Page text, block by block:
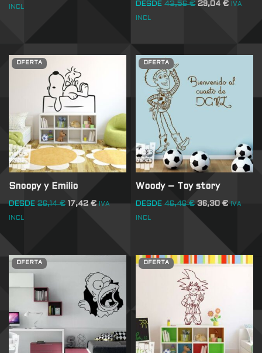
INCL DESDE 43,56€ 29,04€ IVA
INCL
OFERTA
Snoopy y Emilio
DESDE 26,14€ 17,42€ IVA
INCL
OFERTA
Woody – Toy story
DESDE 46,46€ 36,30€ IVA
INCL
OFERTA OFERTA